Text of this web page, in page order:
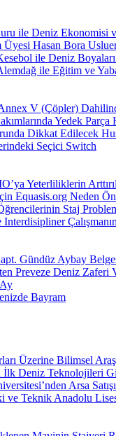
ile Deniz Ekonomisi
Üyesi Hasan Bora
ile Deniz
ile Eğitim ve
V (Çöpler)
Yedek Parça
Dikkat Edilecek
Seçici Switch
Yeterliliklerin
Equasis.org Neden
Staj
Gündüz Aybay
Preveze Deniz Zaferi
Bayram
Üzerine Bilimsel
İlk Deniz Teknolojileri
Arsa Satışı
ve Teknik Anadolu